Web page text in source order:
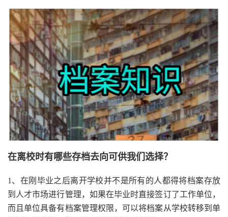
在离校时有哪些存档去向可供我们选择？
1、在刚毕业之后离开学校并不是所有的人都得将档案存放
到人才市场进行管理，如果在毕业时直接签订了工作单位，
而且单位具备有档案管理权限，可以将档案从学校转移到单